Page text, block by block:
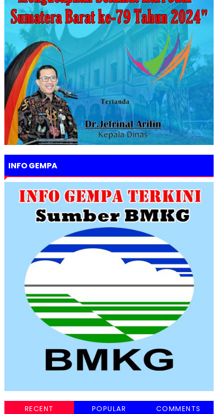
INFO GEMPA
RECENT POPULAR COMMENTS